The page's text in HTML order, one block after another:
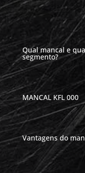
Qual mancal e
segmento?
MANCAL KFL 000
Vantagens do